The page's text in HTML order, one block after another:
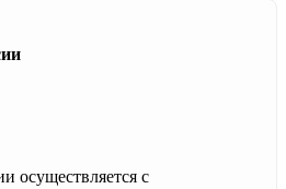
осуществляется с